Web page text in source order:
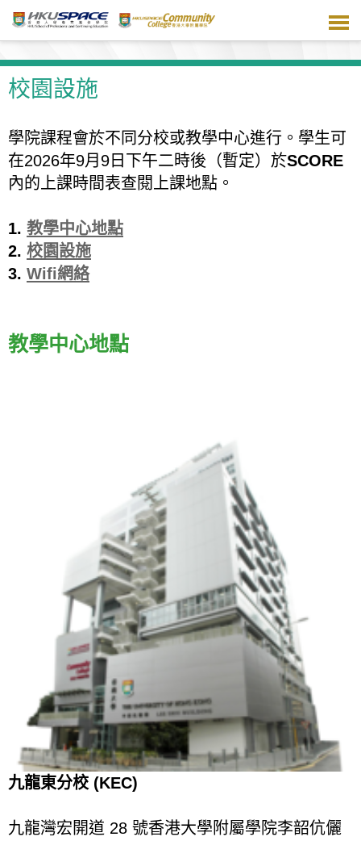
主
容校園設施
學院課程會於不同分校或教學中心進行。學生可
在2026年9月9日下午二時後（暫定）於SCORE
內的上課時間表查閱上課地點。
1. 教學中心地點
2. 校園設施
3. Wifi網絡
教學中心地點
九龍東分校 (KEC)
九龍灣宏開道 28 號香港大學附屬學院李韶伉儷